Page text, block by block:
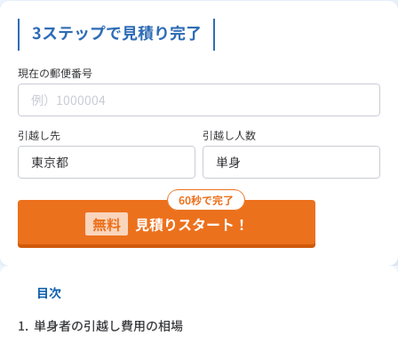
総合TOP 業務用・産業用のお客さま
プライバシーポリシー
3ステップで見積り完了
現在の郵便番号
引越し先 引越し人数
60秒で完了
無料 見積りスタート！
目次
1. 単身者の引越し費用の相場